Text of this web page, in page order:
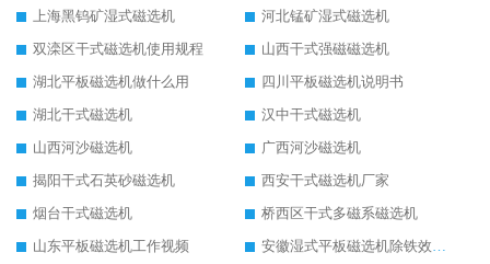
上海黑钨矿湿式磁选机
河北锰矿湿式磁选机
双滦区干式磁选机使用规程
山西干式强磁磁选机
湖北平板磁选机做什么用
四川平板磁选机说明书
湖北干式磁选机
汉中干式磁选机
山西河沙磁选机
广西河沙磁选机
揭阳干式石英砂磁选机
西安干式磁选机厂家
烟台干式磁选机
桥西区干式多磁系磁选机
山东平板磁选机工作视频
安徽湿式平板磁选机除铁效果怎么样